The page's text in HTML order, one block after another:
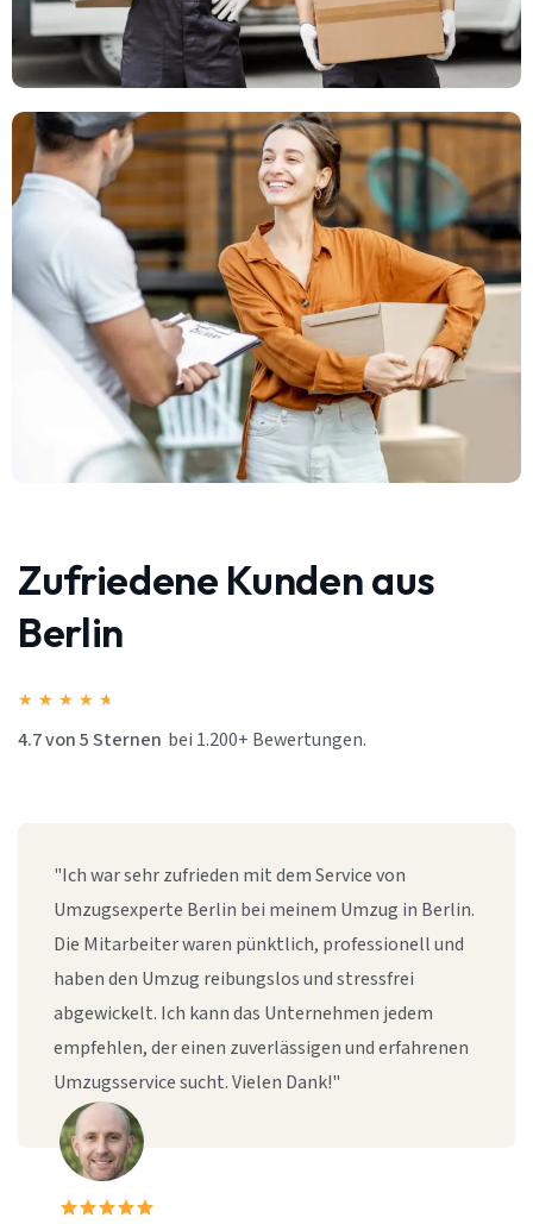
Zufriedene Kunden aus
Berlin
★ ★ ★ ★ ★
4.7 von 5 Sternen bei 1.200+ Bewertungen.
"Ich war sehr zufrieden mit dem Service von
Umzugsexperte Berlin bei meinem Umzug in Berlin.
Die Mitarbeiter waren pünktlich, professionell und
haben den Umzug reibungslos und stressfrei
abgewickelt. Ich kann das Unternehmen jedem
empfehlen, der einen zuverlässigen und erfahrenen
Umzugsservice sucht. Vielen Dank!"